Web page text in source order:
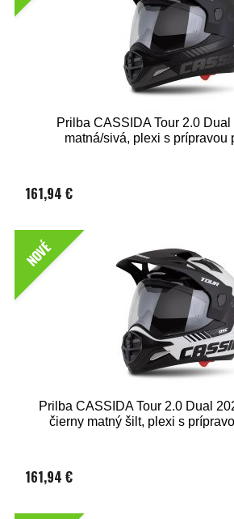
Prilba CASSIDA Tour 2.0
matná/sivá, plexi s prípravou
161,94 €
NOVÉ
Prilba CASSIDA Tour 2.0 Dual
čierny matný šilt, plexi s
161,94 €